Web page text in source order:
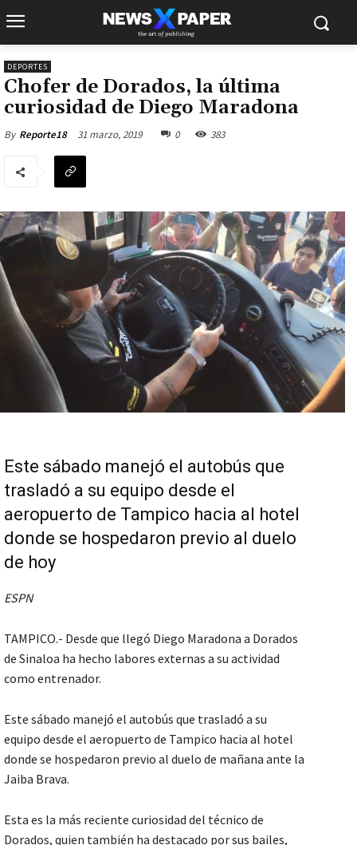
DEPORTES
Chofer de Dorados, la última
curiosidad de Diego Maradona
By Reporte18 31 marzo, 2019 0 383
Este sábado manejó el autobús que
trasladó a su equipo desde el
aeropuerto de Tampico hacia al hotel
donde se hospedaron previo al duelo
de hoy
ESPN
TAMPICO.- Desde que llegó Diego Maradona a Dorados
de Sinaloa ha hecho labores externas a su actividad
como entrenador.
Este sábado manejó el autobús que trasladó a su
equipo desde el aeropuerto de Tampico hacia al hotel
donde se hospedaron previo al duelo de mañana ante la
Jaiba Brava.
Esta es la más reciente curiosidad del técnico de
Dorados, quien también ha destacado por sus bailes,